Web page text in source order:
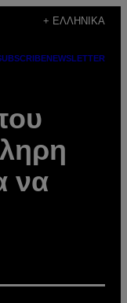
+ ΕΛΛΗΝΙΚΆ
NEWSLETTER
να